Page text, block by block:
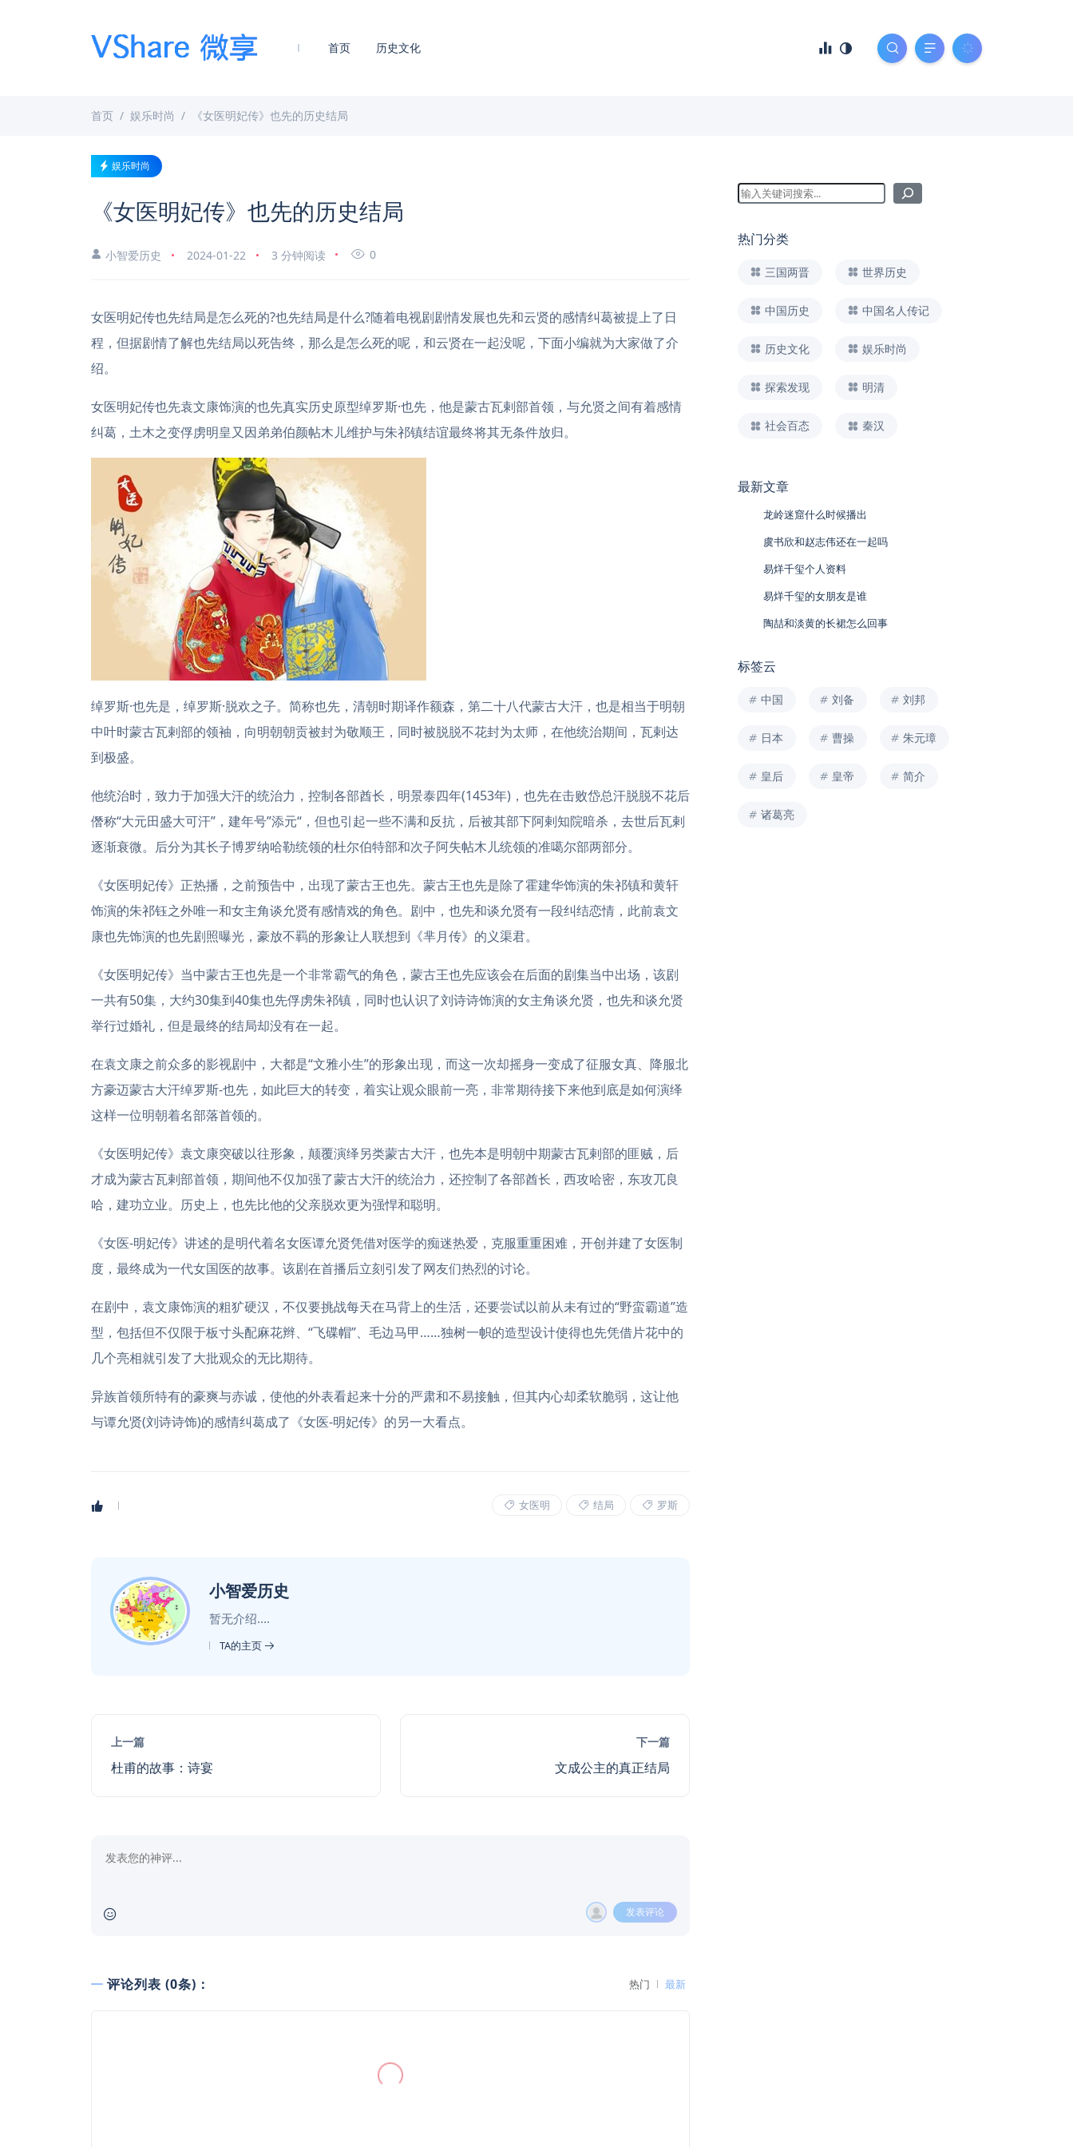
首页 历史文化
首页 娱乐时尚 《女医明妃传》也先的历史结局
娱乐时尚
《女医明妃传》也先的历史结局
小智爱历史 2024-01-22 3 分钟阅读 0
女医明妃传也先结局是怎么死的?也先结局是什么?随着电视剧剧情发展也先和云贤的感情纠葛被提上了日
程，但据剧情了解也先结局以死告终，那么是怎么死的呢，和云贤在一起没呢，下面小编就为大家做了介
绍。
女医明妃传也先袁文康饰演的也先真实历史原型绰罗斯·也先，他是蒙古瓦剌部首领，与允贤之间有着感情
纠葛，土木之变俘虏明皇又因弟弟伯颜帖木儿维护与朱祁镇结谊最终将其无条件放归。
绰罗斯·也先是，绰罗斯·脱欢之子。简称也先，清朝时期译作额森，第二十八代蒙古大汗，也是相当于明朝
中叶时蒙古瓦剌部的领袖，向明朝朝贡被封为敬顺王，同时被脱脱不花封为太师，在他统治期间，瓦剌达
到极盛。
他统治时，致力于加强大汗的统治力，控制各部酋长，明景泰四年(1453年)，也先在击败岱总汗脱脱不花后
僭称“大元田盛大可汗”，建年号”添元“，但也引起一些不满和反抗，后被其部下阿剌知院暗杀，去世后瓦剌
逐渐衰微。后分为其长子博罗纳哈勒统领的杜尔伯特部和次子阿失帖木儿统领的准噶尔部两部分。
《女医明妃传》正热播，之前预告中，出现了蒙古王也先。蒙古王也先是除了霍建华饰演的朱祁镇和黄轩
饰演的朱祁钰之外唯一和女主角谈允贤有感情戏的角色。剧中，也先和谈允贤有一段纠结恋情，此前袁文
康也先饰演的也先剧照曝光，豪放不羁的形象让人联想到《芈月传》的义渠君。
《女医明妃传》当中蒙古王也先是一个非常霸气的角色，蒙古王也先应该会在后面的剧集当中出场，该剧
一共有50集，大约30集到40集也先俘虏朱祁镇，同时也认识了刘诗诗饰演的女主角谈允贤，也先和谈允贤
举行过婚礼，但是最终的结局却没有在一起。
在袁文康之前众多的影视剧中，大都是“文雅小生”的形象出现，而这一次却摇身一变成了征服女真、降服北
方豪迈蒙古大汗绰罗斯-也先，如此巨大的转变，着实让观众眼前一亮，非常期待接下来他到底是如何演绎
这样一位明朝着名部落首领的。
《女医明妃传》袁文康突破以往形象，颠覆演绎另类蒙古大汗，也先本是明朝中期蒙古瓦剌部的匪贼，后
才成为蒙古瓦剌部首领，期间他不仅加强了蒙古大汗的统治力，还控制了各部酋长，西攻哈密，东攻兀良
哈，建功立业。历史上，也先比他的父亲脱欢更为强悍和聪明。
《女医-明妃传》讲述的是明代着名女医谭允贤凭借对医学的痴迷热爱，克服重重困难，开创并建了女医制
度，最终成为一代女国医的故事。该剧在首播后立刻引发了网友们热烈的讨论。
在剧中，袁文康饰演的粗犷硬汉，不仅要挑战每天在马背上的生活，还要尝试以前从未有过的“野蛮霸道”造
型，包括但不仅限于板寸头配麻花辫、“飞碟帽”、毛边马甲……独树一帜的造型设计使得也先凭借片花中的
几个亮相就引发了大批观众的无比期待。
异族首领所特有的豪爽与赤诚，使他的外表看起来十分的严肃和不易接触，但其内心却柔软脆弱，这让他
与谭允贤(刘诗诗饰)的感情纠葛成了《女医-明妃传》的另一大看点。
女医明 结局 罗斯
小智爱历史
暂无介绍....
TA的主页
上一篇
杜甫的故事：诗宴
下一篇
文成公主的真正结局
发表评论
评论列表 (0条)： 热门 最新
热门分类
三国两晋 世界历史
中国历史 中国名人传记
历史文化 娱乐时尚
探索发现 明清
社会百态 秦汉
最新文章
龙岭迷窟什么时候播出
虞书欣和赵志伟还在一起吗
易烊千玺个人资料
易烊千玺的女朋友是谁
陶喆和淡黄的长裙怎么回事
标签云
中国 刘备 刘邦
日本 曹操 朱元璋
皇后 皇帝 简介
诸葛亮